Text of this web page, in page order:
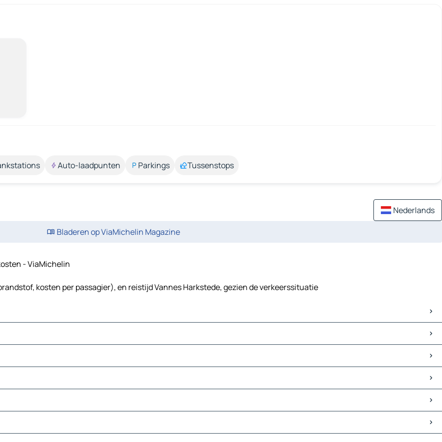
Auto-laadpunten Parkings Tussenstops
Nederlands
Bladeren op ViaMichelin Magazine
- ViaMichelin
kosten per passagier), en reistijd Vannes Harkstede, gezien de verkeerssituatie